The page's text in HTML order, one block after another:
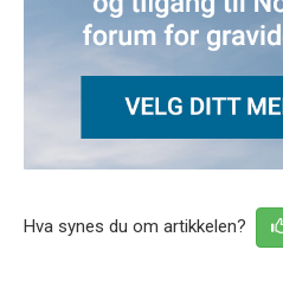
Hva synes du om artikkelen?